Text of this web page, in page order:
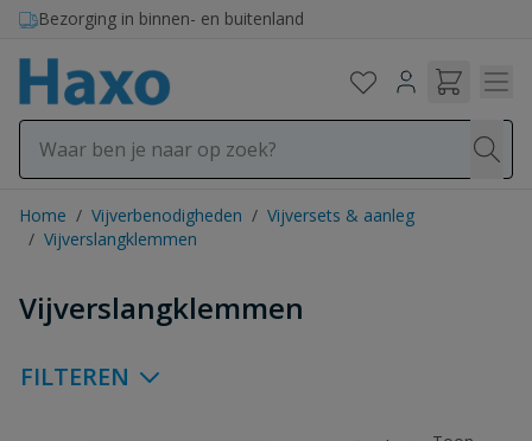
Ga naar de inhoud
Bezorging in binnen- en buitenland
Home / Vijverbenodigheden / Vijversets & aanleg
/ Vijverslangklemmen
Vijverslangklemmen
FILTEREN